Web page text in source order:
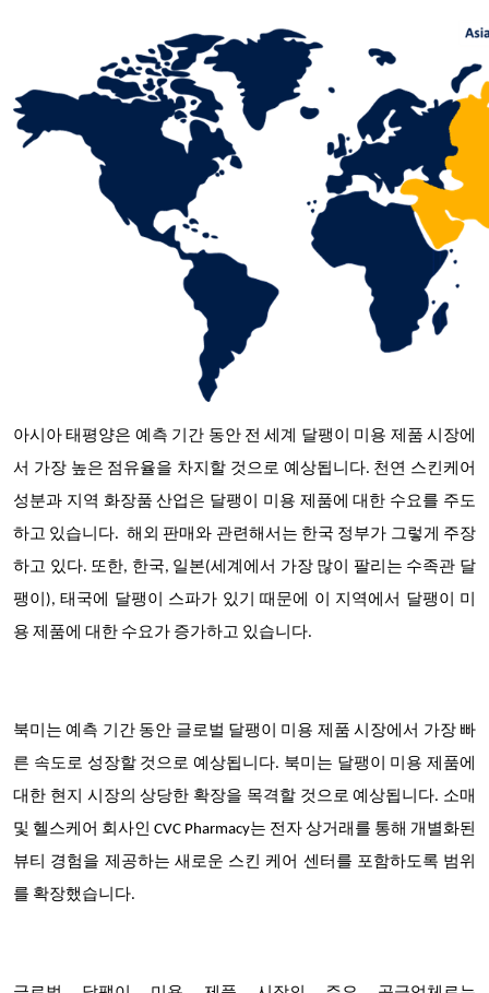
아시아 태평양은 예측 기간 동안 전 세계 달팽이 미용 제품 시장에
서 가장 높은 점유율을 차지할 것으로 예상됩니다. 천연 스킨케어
성분과 지역 화장품 산업은 달팽이 미용 제품에 대한 수요를 주도
하고 있습니다. 해외 판매와 관련해서는 한국 정부가 그렇게 주장
하고 있다. 또한, 한국, 일본(세계에서 가장 많이 팔리는 수족관 달
팽이), 태국에 달팽이 스파가 있기 때문에 이 지역에서 달팽이 미
용 제품에 대한 수요가 증가하고 있습니다.
북미는 예측 기간 동안 글로벌 달팽이 미용 제품 시장에서 가장 빠
른 속도로 성장할 것으로 예상됩니다. 북미는 달팽이 미용 제품에
대한 현지 시장의 상당한 확장을 목격할 것으로 예상됩니다. 소매
및 헬스케어 회사인 CVC Pharmacy는 전자 상거래를 통해 개별화된
뷰티 경험을 제공하는 새로운 스킨 케어 센터를 포함하도록 범위
를 확장했습니다.